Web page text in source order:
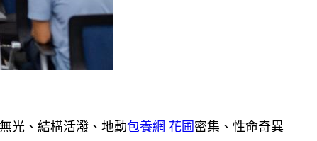
光、結構活潑、地動包養網 花圃 密集、性命奇異